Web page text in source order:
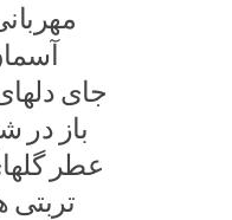
جای
باز در
عطر
تربتی